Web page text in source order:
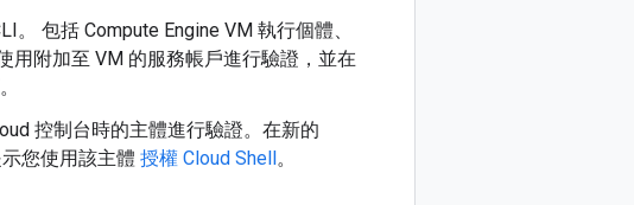
。 包括 Compute Engine VM 執行個體、
用附加至 VM 的服務帳戶進行驗證，並在
控制台時的主體進行驗證。在新的
您使用該主體 授權 Cloud Shell。